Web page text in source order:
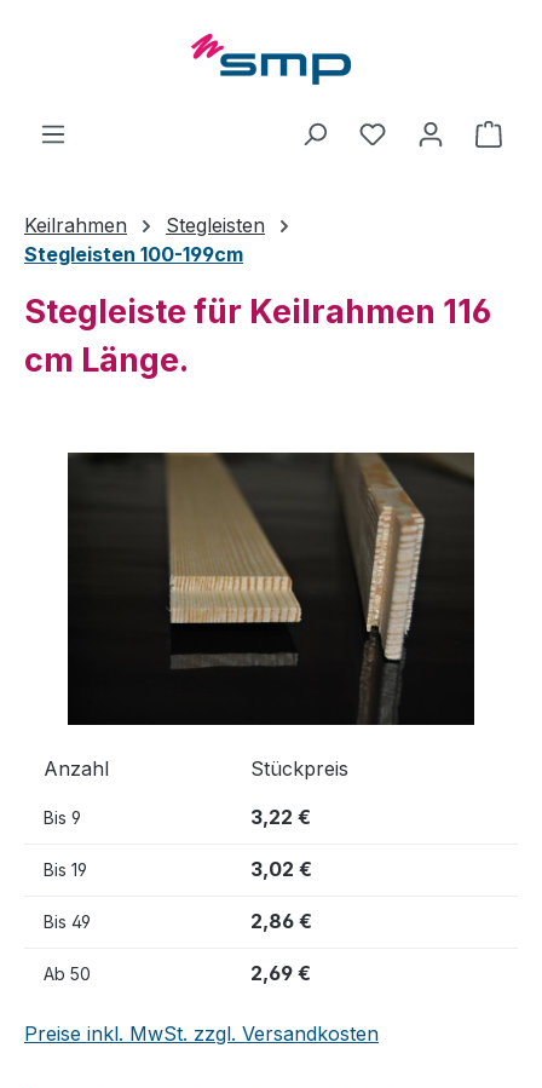
Zum Hauptinhalt springen
Keilrahmen
Stegleisten
Stegleisten 100-199cm
Stegleiste für Keilrahmen 116
cm Länge.
Bildergalerie überspringen
Anzahl Stückpreis
Bis 9 3,22 €
Bis 19 3,02 €
Bis 49 2,86 €
Ab 50 2,69 €
Preise inkl. MwSt. zzgl. Versandkosten